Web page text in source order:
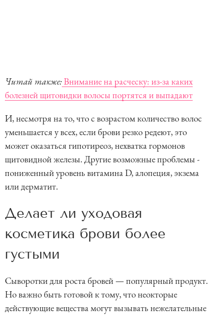
Читай также:Внимание на расческу: из-за каких
болезней щитовидки волосы портятся и выпадают
И, несмотря на то, что с возрастом количество волос
уменьшается у всех, если брови резко редеют, это
может оказаться гипотиреоз, нехватка гормонов
щитовидной железы. Другие возможные проблемы -
пониженный уровень витамина D, алопеция, экзема
или дерматит.
Делает ли уходовая
косметика брови более
густыми
Сыворотки для роста бровей — популярный продукт.
Но важно быть готовой к тому, что неокторые
действующие вещества могут вызывать нежелательные